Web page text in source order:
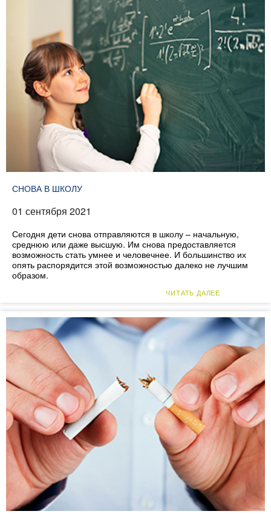
СНОВА В ШКОЛУ
01 сентября 2021
Сегодня дети снова отправляются в школу – начальную,
среднюю или даже высшую. Им снова предоставляется
возможность стать умнее и человечнее. И большинство их
опять распорядится этой возможностью далеко не лучшим
образом.
ЧИТАТЬ ДАЛЕЕ